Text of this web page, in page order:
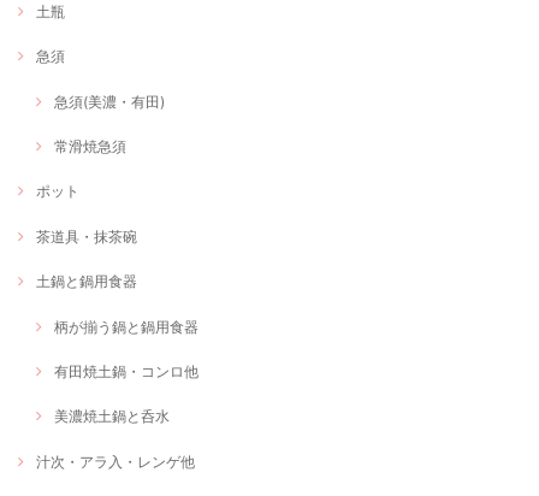
土瓶
急須
急須(美濃・有田)
常滑焼急須
ポット
茶道具・抹茶碗
土鍋と鍋用食器
柄が揃う鍋と鍋用食器
有田焼土鍋・コンロ他
美濃焼土鍋と呑水
汁次・アラ入・レンゲ他